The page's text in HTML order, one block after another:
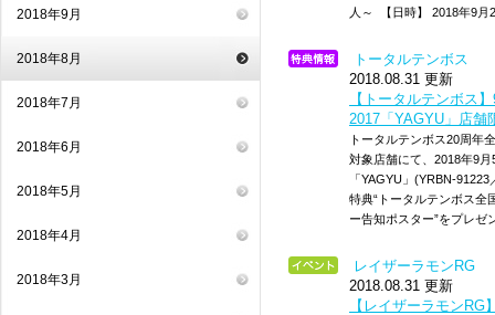
2018年9月
2018年8月
2018年7月
2018年6月
2018年5月
2018年4月
2018年3月
人～ 【日時】 2018年9
トータルテンボス
2018.08.31 更新
【トータルテンボス
2017「YAGYU」店舗
トータルテンボス20周年
対象店舗にて、2018年9
「YAGYU」(YRBN-
特典“トータルテンボス全
ー告知ポスター”をプレ
レイザーラモンRG
2018.08.31 更新
【レイザーラモンRG